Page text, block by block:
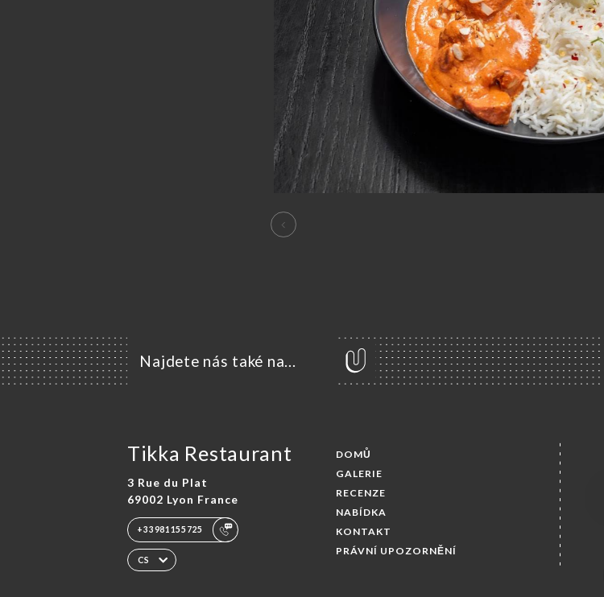
Najdete nás také na...
Tikka Restaurant
3 Rue du Plat
69002 Lyon France
+33981155725
CS
DOMŮ
GALERIE
RECENZE
NABÍDKA
KONTAKT
PRÁVNÍ UPOZORNĚNÍ